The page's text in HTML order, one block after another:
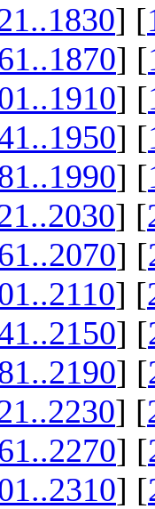
] [
] [
] [
] [
] [
] [
] [
] [
] [
] [
] [
] [
] [